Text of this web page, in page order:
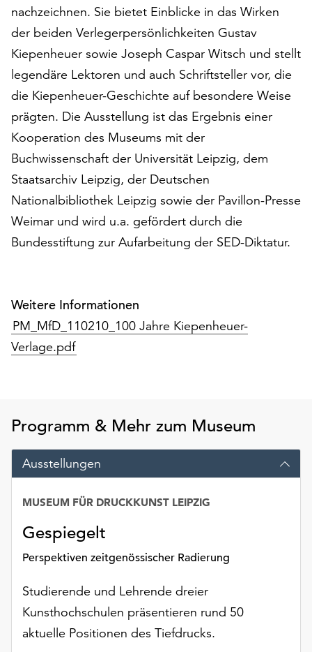
die
Einstellungen
über
die
Schaltfläche
„Auswählen“.
Weitere
Informationen
finden
Sie
in
unserer
Datenschutzerklärung
oder
nachzeichnen. Sie bietet Einblicke in das Wirken
der beiden Verlegerpersönlichkeiten Gustav
Kiepenheuer sowie Joseph Caspar Witsch und stellt
legendäre Lektoren und auch Schriftsteller vor, die
die Kiepenheuer-Geschichte auf besondere Weise
prägten. Die Ausstellung ist das Ergebnis einer
Kooperation des Museums mit der
Buchwissenschaft der Universität Leipzig, dem
Staatsarchiv Leipzig, der Deutschen
Nationalbibliothek Leipzig sowie der Pavillon-Presse
Weimar und wird u.a. gefördert durch die
Bundesstiftung zur Aufarbeitung der SED-Diktatur.
Weitere Informationen
PM_MfD_110210_100 Jahre Kiepenheuer-
Verlage.pdf
Programm & Mehr zum Museum
Ausstellungen
Gespiegelt
Perspektiven zeitgenössischer Radierung
MUSEUM FÜR DRUCKKUNST LEIPZIG
Studierende und Lehrende dreier
Kunsthochschulen präsentieren rund 50
aktuelle Positionen des Tiefdrucks.